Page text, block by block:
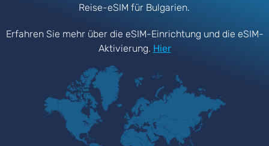
Reise-eSIM für Bulgarien.
Erfahren Sie mehr über die eSIM-Einrichtung und die eSIM-
Aktivierung. Hier